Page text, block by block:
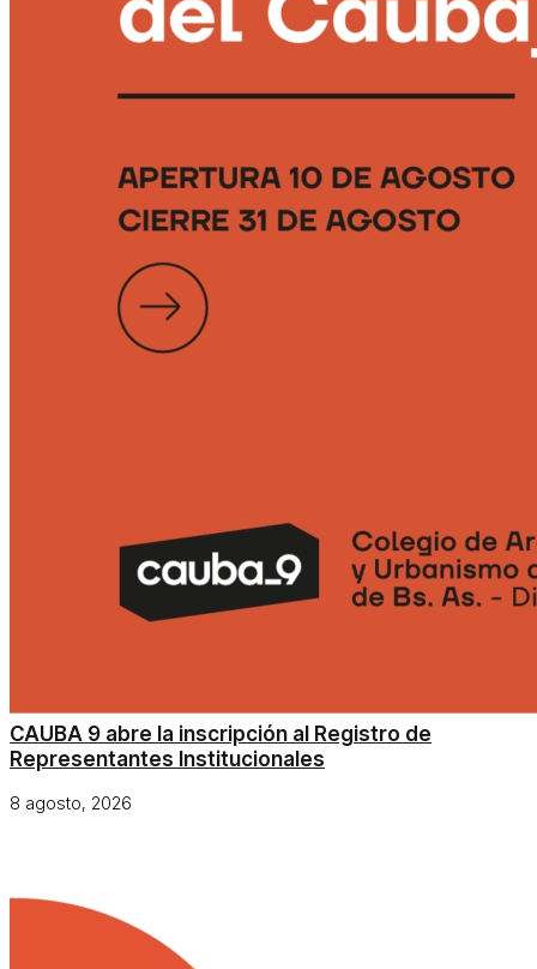
CAUBA 9 abre la inscripción al Registro de
Representantes Institucionales
8 agosto, 2026